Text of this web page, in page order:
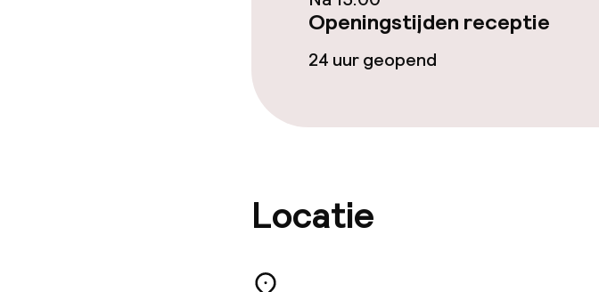
(minder dan de 5 kg)
Openingstijden receptie
24 uur geopend
Locatie